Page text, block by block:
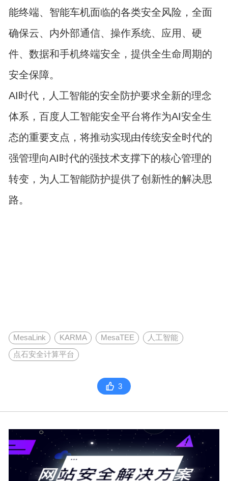
能终端、智能车机面临的各类安全风险，全面
确保云、内外部通信、操作系统、应用、硬
件、数据和手机终端安全，提供全生命周期的
安全保障。
AI时代，人工智能的安全防护要求全新的理念
体系，百度人工智能安全平台将作为AI安全生
态的重要支点，将推动实现由传统安全时代的
强管理向AI时代的强技术支撑下的核心管理的
转变，为人工智能防护提供了创新性的解决思
路。
MesaLink KARMA MesaTEE
人工智能
点石安全计算平台
3